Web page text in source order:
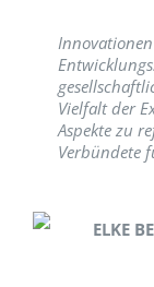
Vielfalt der
Aspekte zu
Verbündete
ELKE